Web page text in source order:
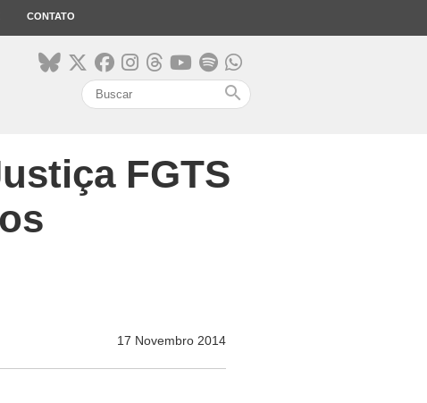
CONTATO
search
FGTS
17 Novembro 2014